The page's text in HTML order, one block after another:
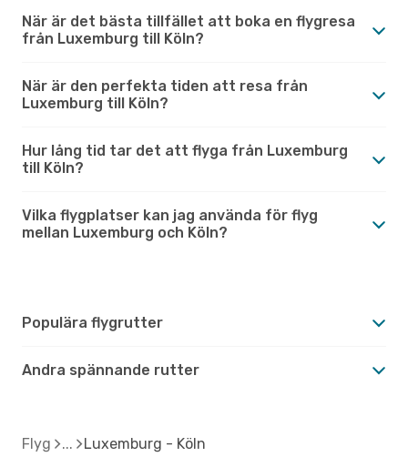
När är det bästa tillfället att boka en flygresa
från Luxemburg till Köln?
När är den perfekta tiden att resa från
Luxemburg till Köln?
Hur lång tid tar det att flyga från Luxemburg
till Köln?
Vilka flygplatser kan jag använda för flyg
mellan Luxemburg och Köln?
Populära flygrutter
Andra spännande rutter
Flyg Luxemburg - Köln